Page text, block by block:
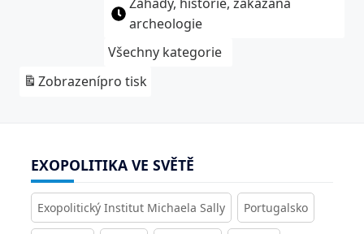
archeologie
Všechny kategorie
Zobrazenípro tisk
EXOPOLITIKA VE SVĚTĚ
Exopolitický Institut Michaela Sally Portugalsko